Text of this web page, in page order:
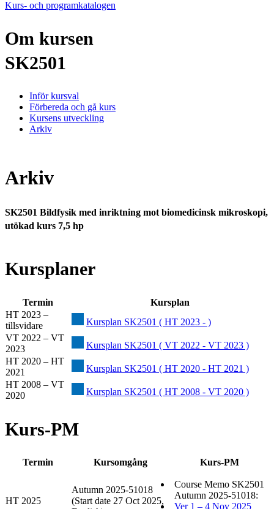
Kurs- och programkatalogen
Om kursen
SK2501
Inför kursval
Förbereda och gå kurs
Kursens utveckling
Arkiv
Arkiv
SK2501 Bildfysik med inriktning mot biomedicinsk mikroskopi,
utökad kurs 7,5 hp
Kursplaner
Termin
Kursplan
HT 2023 –
tillsvidare
Kursplan SK2501 ( HT 2023 - )
VT 2022 – VT
2023
Kursplan SK2501 ( VT 2022 - VT 2023 )
HT 2020 – HT
2021
Kursplan SK2501 ( HT 2020 - HT 2021 )
HT 2008 – VT
2020
Kursplan SK2501 ( HT 2008 - VT 2020 )
Kurs-PM
Termin Kursomgång Kurs-PM
HT 2025
Autumn 2025-51018
(Start date 27 Oct 2025,
Course Memo SK2501
Autumn 2025-51018:
Ver 1 – 4 Nov 2025